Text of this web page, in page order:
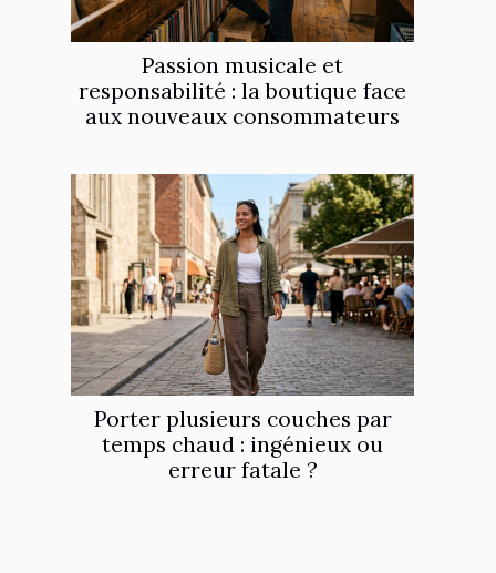
Passion musicale et
responsabilité : la boutique face
aux nouveaux consommateurs
Porter plusieurs couches par
temps chaud : ingénieux ou
erreur fatale ?